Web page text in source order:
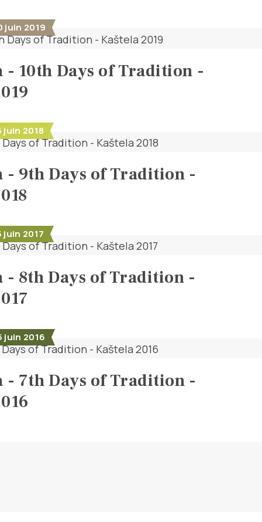
juin 2019
- 10th Days of Tradition -
juin 2018
- 9th Days of Tradition -
juin 2017
- 8th Days of Tradition -
juin 2016
- 7th Days of Tradition -